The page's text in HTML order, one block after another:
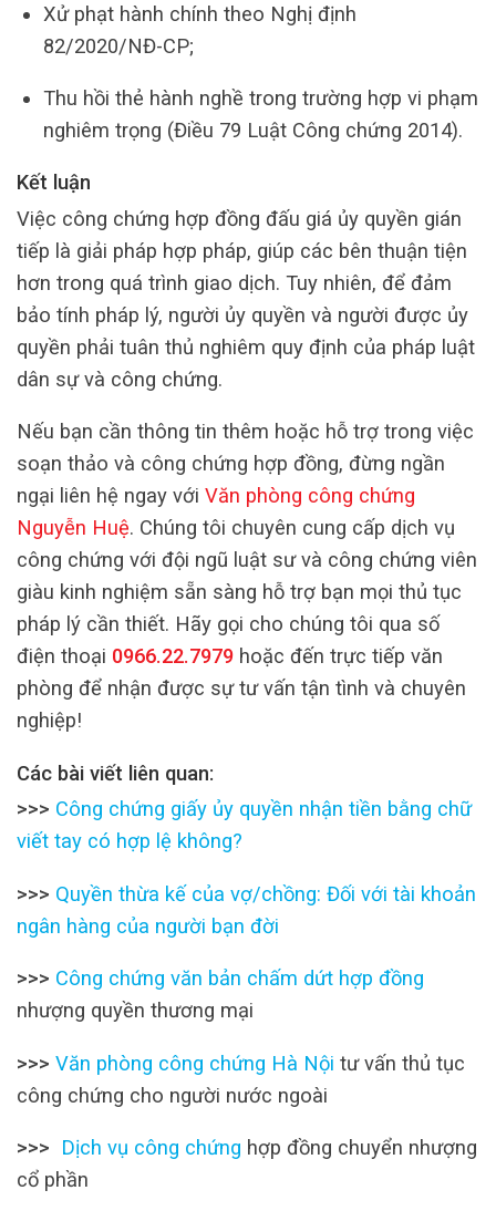
Xử phạt hành chính theo Nghị định
82/2020/NĐ-CP;
Thu hồi thẻ hành nghề trong trường hợp vi phạm
nghiêm trọng (Điều 79 Luật Công chứng 2014).
Kết luận
Việc công chứng hợp đồng đấu giá ủy quyền gián
tiếp là giải pháp hợp pháp, giúp các bên thuận tiện
hơn trong quá trình giao dịch. Tuy nhiên, để đảm
bảo tính pháp lý, người ủy quyền và người được ủy
quyền phải tuân thủ nghiêm quy định của pháp luật
dân sự và công chứng.
Nếu bạn cần thông tin thêm hoặc hỗ trợ trong việc
soạn thảo và công chứng hợp đồng, đừng ngần
ngại liên hệ ngay với Văn phòng công chứng
Nguyễn Huệ. Chúng tôi chuyên cung cấp dịch vụ
công chứng với đội ngũ luật sư và công chứng viên
giàu kinh nghiệm sẵn sàng hỗ trợ bạn mọi thủ tục
pháp lý cần thiết. Hãy gọi cho chúng tôi qua số
điện thoại 0966.22.7979 hoặc đến trực tiếp văn
phòng để nhận được sự tư vấn tận tình và chuyên
nghiệp!
Các bài viết liên quan:
>>> Công chứng giấy ủy quyền nhận tiền bằng chữ
viết tay có hợp lệ không?
>>> Quyền thừa kế của vợ/chồng: Đối với tài khoản
ngân hàng của người bạn đời
>>> Công chứng văn bản chấm dứt hợp đồng
nhượng quyền thương mại
>>> Văn phòng công chứng Hà Nội tư vấn thủ tục
công chứng cho người nước ngoài
>>> Dịch vụ công chứng hợp đồng chuyển nhượng
cổ phần